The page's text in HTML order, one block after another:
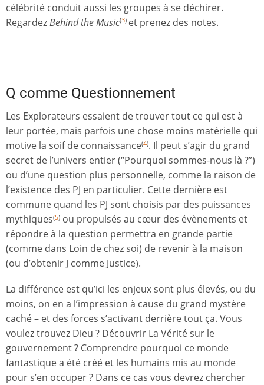
célébrité conduit aussi les groupes à se déchirer.
RegardezBehind the Music(3) et prenez des notes.
Q comme Questionnement
Les Explorateurs essaient de trouver tout ce qui est à
leur portée, mais parfois une chose moins matérielle qui
motive la soif de connaissance(4). Il peut s’agir du grand
secret de l’univers entier (“Pourquoi sommes-nous là ?”)
ou d’une question plus personnelle, comme la raison de
l’existence des PJ en particulier. Cette dernière est
commune quand les PJ sont choisis par des puissances
mythiques(5) ou propulsés au cœur des évènements et
répondre à la question permettra en grande partie
(comme dans Loin de chez soi) de revenir à la maison
(ou d’obtenir J comme Justice).
La différence est qu’ici les enjeux sont plus élevés, ou du
moins, on en a l’impression à cause du grand mystère
caché – et des forces s’activant derrière tout ça. Vous
voulez trouvez Dieu ? Découvrir La Vérité sur le
gouvernement ? Comprendre pourquoi ce monde
fantastique a été créé et les humains mis au monde
pour s’en occuper ? Dans ce cas vous devrez chercher